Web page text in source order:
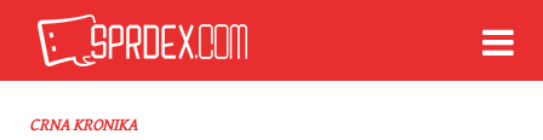
CRNA KRONIKA